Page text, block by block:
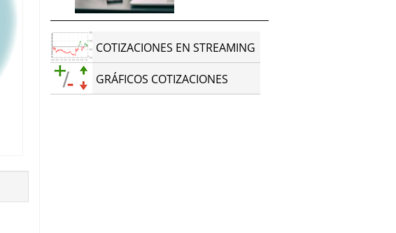
COTIZACIONES EN STREAMING
GRÁFICOS COTIZACIONES